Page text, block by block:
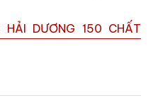
DƯƠNG 150 CHẤT